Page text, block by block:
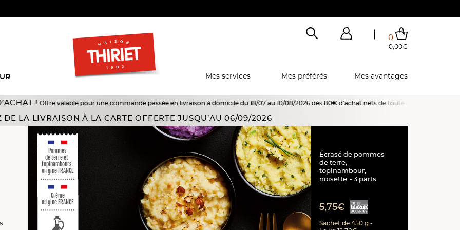
0
0,00€
Hors frais éventuels liés au service choisi
Mes services Mes préférés Mes avantages
valable pour une commande passée en livraison à domicile du 18/07 au 10/08/2026 dès 80€ d'achat nets de toute remise, promotion ou offre
DE LA LIVRAISON À LA CARTE OFFERTE JUSQU’AU 06/09/2026
Pommes
de terre et
topinambours
origine FRANCE
Crème
origine FRANCE
Écrasé de pommes
de terre,
topinambour,
noisette
3 parts
5,75€
Sachet de 450 g -